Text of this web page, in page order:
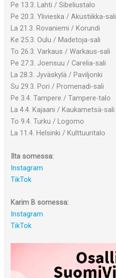
Pe 13.3. Lahti / Sibeliustalo
Pe 20.3. Ylivieska / Akustiikka-sali
La 21.3. Rovaniemi / Korundi
Ke 25.3. Oulu / Madetoja-sali
To 26.3. Varkaus / Warkaus-sali
Pe 27.3. Joensuu / Carelia-sali
La 28.3. Jyväskylä / Paviljonki
Su 29.3. Pori / Promenadi-sali
Pe 3.4. Tampere / Tampere-talo
La 4.4. Kajaani / Kaukametsä-sali
To 9.4. Turku / Logomo
La 11.4. Helsinki / Kulttuuritalo
Ilta somessa:
Instagram
TikTok
Karim B somessa:
Instagram
TikTok